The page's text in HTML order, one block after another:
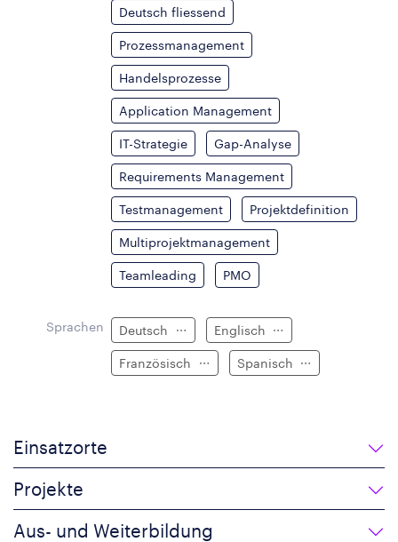
Deutsch fliessend
Prozessmanagement
Handelsprozesse
Application Management
IT-Strategie Gap-Analyse
Requirements Management
Testmanagement Projektdefinition
Multiprojektmanagement
Teamleading PMO
Sprachen Deutsch Englisch
Französisch Spanisch
Einsatzorte
Projekte
Aus- und Weiterbildung